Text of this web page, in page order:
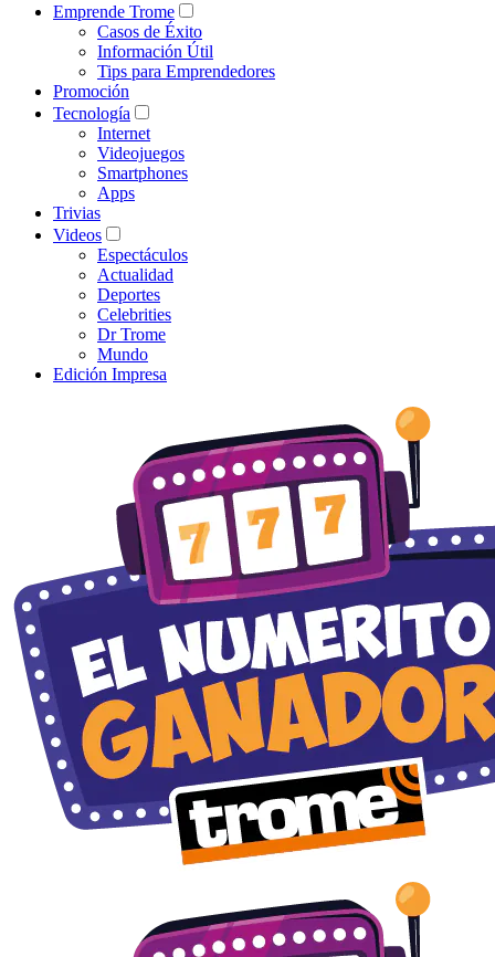
Emprende Trome
Casos de Éxito
Información Útil
Tips para Emprendedores
Promoción
Tecnología
Internet
Videojuegos
Smartphones
Apps
Trivias
Videos
Espectáculos
Actualidad
Deportes
Celebrities
Dr Trome
Mundo
Edición Impresa